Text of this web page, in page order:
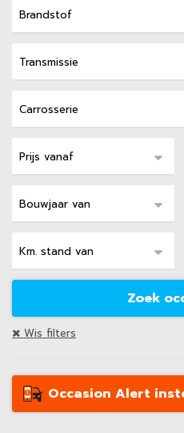
Wis filters
Occasion Alert